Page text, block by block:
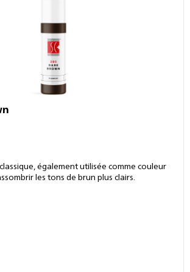
également utilisée comme couleur
les tons de brun plus clairs.